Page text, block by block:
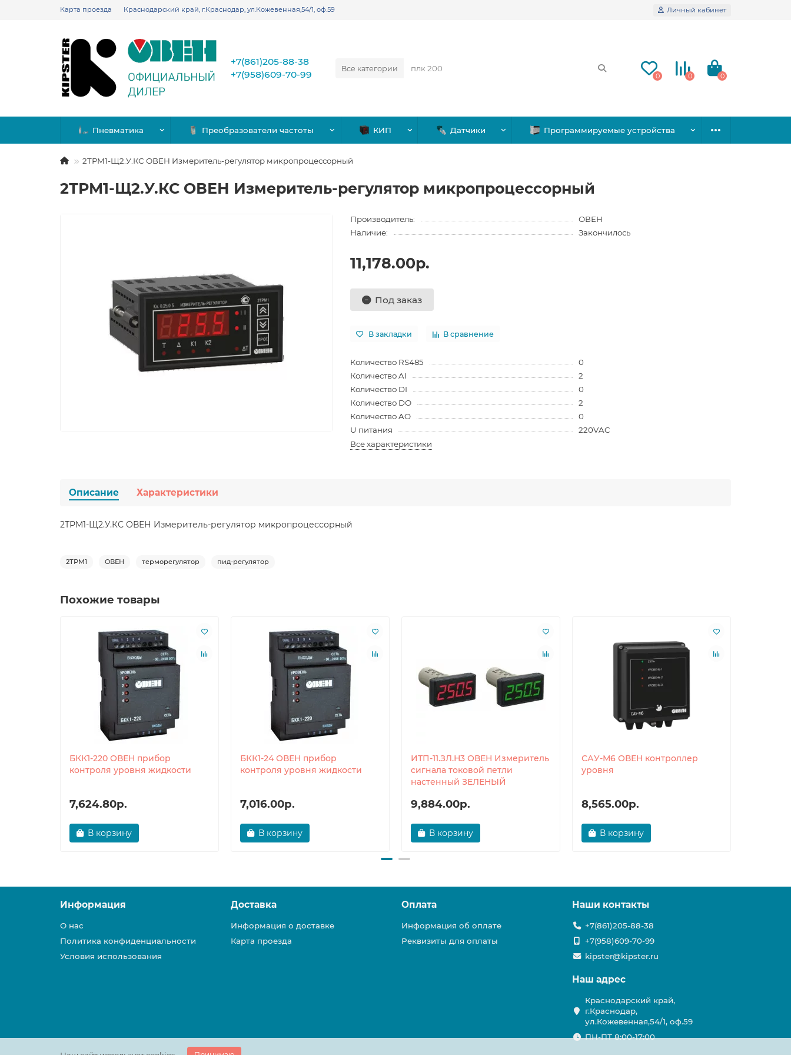
Карта проезда Краснодарский край, г.Краснодар, ул.Кожевенная,54/1, оф.59 Личный кабинет
Все категории
+7(861)205-88-38
+7(958)609-70-99
0 0 0
Пневматика Преобразователи частоты КИП Датчики Программируемые устройства
2ТРМ1-Щ2.У.КС ОВЕН Измеритель-регулятор микропроцессорный
2ТРМ1-Щ2.У.КС ОВЕН Измеритель-регулятор микропроцессорный
Производитель:
ОВЕН
Наличие:
Закончилось
11,178.00р.
Под заказ
В закладки В сравнение
Количество RS485
0
Количество AI
2
Количество DI
0
Количество DO
2
Количество AO
0
U питания
220VAC
Все характеристики
Описание Характеристики
2ТРМ1-Щ2.У.КС ОВЕН Измеритель-регулятор микропроцессорный
2ТРМ1 ОВЕН терморегулятор пид-регулятор
Похожие товары
БКК1-220 ОВЕН прибор
контроля уровня жидкости
7,624.80р.
В корзину
БКК1-24 ОВЕН прибор
контроля уровня жидкости
7,016.00р.
В корзину
ИТП-11.ЗЛ.Н3 ОВЕН Измеритель
сигнала токовой петли
настенный ЗЕЛЕНЫЙ
9,884.00р.
В корзину
САУ-М6 ОВЕН контроллер
уровня
8,565.00р.
В корзину
Информация
О нас
Политика конфиденциальности
Условия использования
Доставка
Информация о доставке
Карта проезда
Оплата
Информация об оплате
Реквизиты для оплаты
Наши контакты
+7(861)205-88-38
+7(958)609-70-99
kipster@kipster.ru
Наш адрес
Краснодарский край,
г.Краснодар,
ул.Кожевенная,54/1, оф.59
ПН-ПТ 8:00-17:00